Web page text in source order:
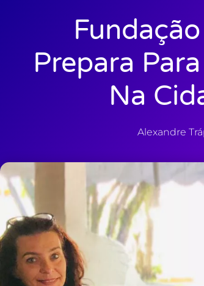
Prepara
Na
Alexandre